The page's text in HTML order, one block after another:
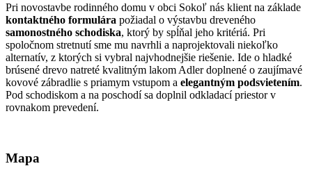
Pri novostavbe rodinného domu v obci Sokoľ nás klient na základe
kontaktného formulára požiadal o výstavbu dreveného
samonostného schodiska, ktorý by spĺňal jeho kritériá. Pri
spoločnom stretnutí sme mu navrhli a naprojektovali niekoľko
alternatív, z ktorých si vybral najvhodnejšie riešenie. Ide o hladké
brúsené drevo natreté kvalitným lakom Adler doplnené o zaujímavé
kovové zábradlie s priamym vstupom a elegantným podsvietením.
Pod schodiskom a na poschodí sa doplnil odkladací priestor v
rovnakom prevedení.
Mapa